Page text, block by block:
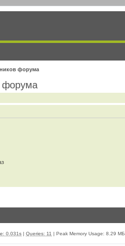
форума
форума
0.031s | Queries: 11 | Peak Memory Usage: 8.29 МБ